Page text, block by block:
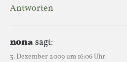
Antworten
nonasagt:
3. Dezember 2009 um 16:06 Uhr